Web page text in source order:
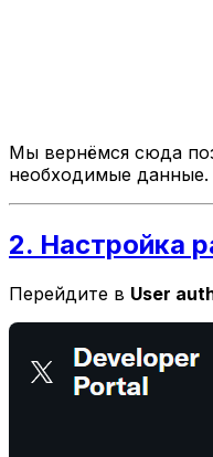
Мы вернёмся сюда
необходимые данные.
2. Настройка
Перейдите в User